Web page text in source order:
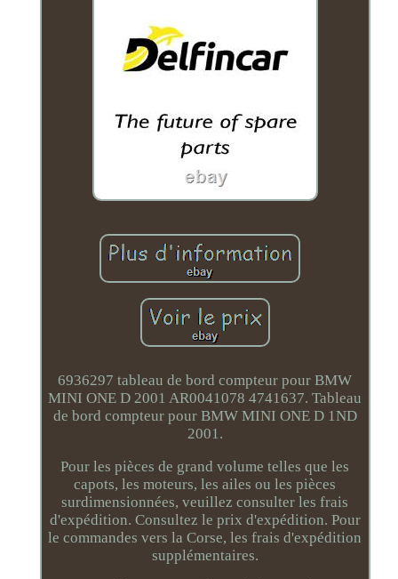
6936297 tableau de bord compteur pour BMW
MINI ONE D 2001 AR0041078 4741637. Tableau
de bord compteur pour BMW MINI ONE D 1ND
2001.
Pour les pièces de grand volume telles que les
capots, les moteurs, les ailes ou les pièces
surdimensionnées, veuillez consulter les frais
d'expédition. Consultez le prix d'expédition. Pour
le commandes vers la Corse, les frais d'expédition
supplémentaires.